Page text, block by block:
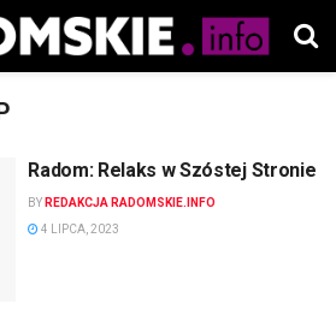
Radom: Relaks w Szóstej Stronie
BY REDAKCJA RADOMSKIE.INFO
4 LIPCA, 2023